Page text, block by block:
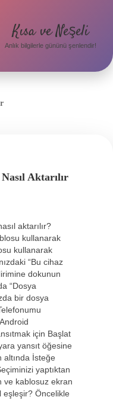
Kısa ve Neşeli
Anlık bilgilerle gününü şenlendir!
Aktarılır
aktarılır?
kullanarak
kullanarak
“Bu cihaz
dokunun
“Dosya
bir dosya
için Başlat
yansıt öğesine
altında İsteğe
yaptıktan
ve kablosuz ekran
eşleşir? Öncelikle